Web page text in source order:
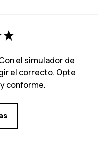
el simulador de
el correcto. Opte
conforme.